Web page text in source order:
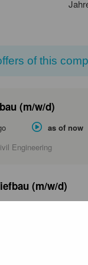
of this
(m/w/d)
as of now
Engineering
(m/w/d)